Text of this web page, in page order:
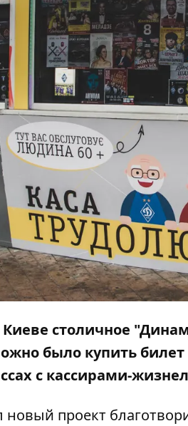
Киеве столичное
было купить билет
с кассирами-
новый проект